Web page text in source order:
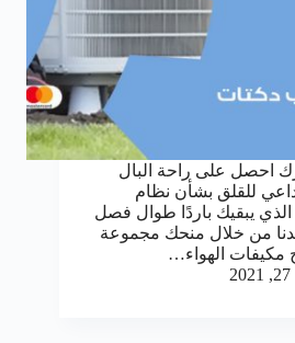
احصل على راحة البال
داعي للقلق بشأن نظام
يبقيك باردًا طوال فصل
من خلال منحك مجموعة
مكيفات الهواء…